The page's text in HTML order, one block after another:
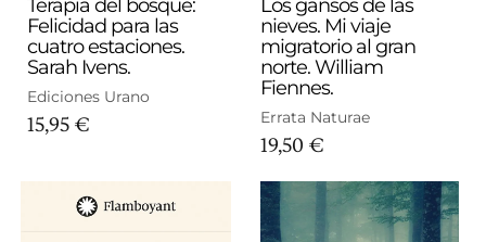
Terapia del bosque:
Felicidad para las
cuatro estaciones.
Sarah Ivens.
Ediciones Urano
15,95 €
Los gansos de las
nieves. Mi viaje
migratorio al gran
norte. William
Fiennes.
Errata Naturae
19,50 €